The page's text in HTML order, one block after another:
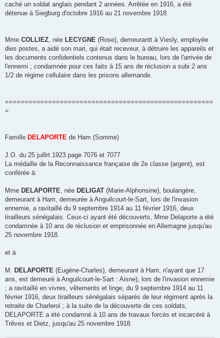
caché un soldat anglais pendant 2 années. Arrêtée en 1916, a été
détenue à Siegburg d'octobre 1916 au 21 novembre 1918.
Mme COLLIEZ, née LECYGNE (Rose), demeurantt à Viesly, employée
dies postes, a aidé son mari, qui était receveur, à détruire les appareils et
les documents confidentiels contenus dans le bureau, lors de l'arrivée de
l'ennemi ; condamnée pour ces faits à 15 ans de réclusion a subi 2 ans
1/2 de régime cellulaire dans les prisons allemande.
=====================================================
=
Famille DELAPORTE de Ham (Somme)
J.O. du 25 juillrt 1923 page 7076 et 7077
La médaille de la Reconnaissance française de 2e classe (argent), est
conférée à:
Mme DELAPORTE, née DELIGAT (Marie-Alphonsine), boulangère,
demeurant à Ham, demeurée à Anguilcourt-le-Sart, lors de l'invasion
ennemie, a ravitaillé du 9 septembre 1914 au 11 février 1916, deux
tirailleurs sénégalais. Ceux-ci ayant été découverts, Mme Delaporte a été
condamnée à 10 ans de réclusion et emprisonnée en Allemagne jusqu'au
25 novembre 1918.
et à
M. DELAPORTE (Eugène-Charles), demeurant à Ham, n'ayant que 17
ans, est demeuré à Anguilcourt-le-Sart : Aisne), lors de l'invasion ennemie
; a ravitaillé en vivres, vêtements et linge, du 9 septembre 1914 au 11
février 1916, deux tirailleurs sénégalais séparés de leur régiment après la
retraite de Charleroi ; à la suite de la découverte de ces soldats,
DELAPORTE a été condamné à 10 ans de travaux forcés et incarcéré à
Trêves et Dietz, jusqu'au 25 novembre 1918.